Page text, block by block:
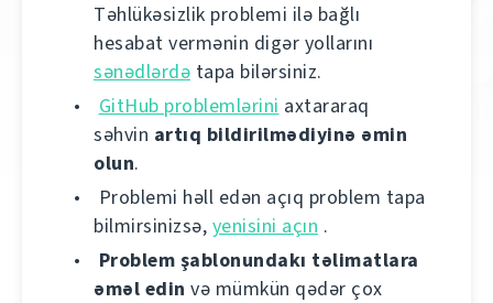
Təhlükəsizlik problemi ilə bağlı
hesabat vermənin digər yollarını
sənədlərdə tapa bilərsiniz.
GitHub problemlərini axtararaq
səhvin artıq bildirilmədiyinə əmin
olun.
Problemi həll edən açıq problem tapa
bilmirsinizsə, yenisini açın .
Problem şablonundakı təlimatlara
əməl edin və mümkün qədər çox